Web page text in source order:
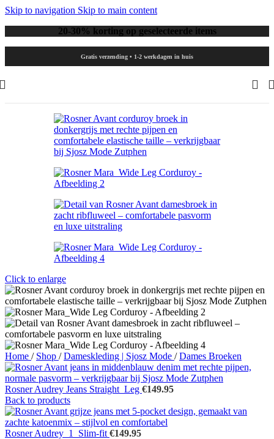
Skip to navigation Skip to main content
20-30% korting op geselecteerde items
Gratis verzending • 1-2 werkdagen in huis
Click to enlarge
Home / Shop / Dameskleding | Sjosz Mode / Dames Broeken
Rosner Audrey Jeans Straight_Leg €149.95
Back to products
Rosner Audrey_1_Slim-fit €149.95